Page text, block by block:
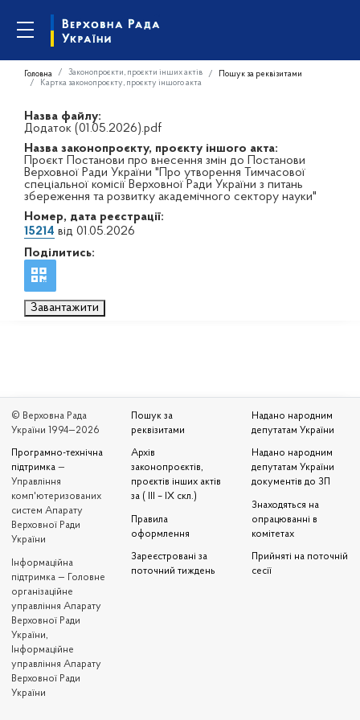
Головна Законопроєкти, проєкти інших актів
Пошук за реквізитами
Картка законопроєкту, проєкту іншого акта
Назва файлу:
Додаток (01.05.2026).pdf
Назва законопроєкту, проєкту іншого акта:
Проєкт Постанови про внесення змін до Постанови
Верховної Ради України "Про утворення Тимчасової
спеціальної комісії Верховної Ради України з питань
збереження та розвитку академічного сектору науки"
Номер, дата реєстрації:
15214 від 01.05.2026
Поділитись:
Завантажити
© Верховна Рада
України 1994—2026
Програмно-технічна
підтримка —
Управління
комп'ютеризованих
систем Апарату
Верховної Ради
України
Iнформаційна
підтримка — Головне
організаційне
управління Апарату
Верховної Ради
України,
Інформаційне
управління Апарату
Верховної Ради
України
Пошук за
реквізитами
Архів
законопроєктів,
проєктів інших актів
за ( III – IX скл.)
Правила
оформлення
Зареєстровані за
поточний тиждень
Надано народним
депутатам України
Надано народним
депутатам України
документів до ЗП
Знаходяться на
опрацюванні в
комітетах
Прийняті на поточній
сесії